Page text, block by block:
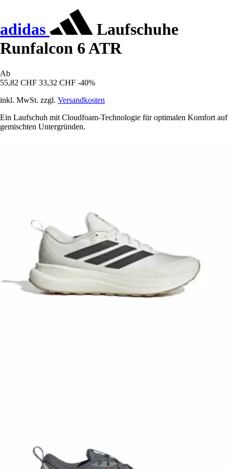
adidas
Laufschuhe
Runfalcon 6 ATR
Ab
55,82 CHF 33,32 CHF -40%
inkl. MwSt. zzgl. Versandkosten
Ein Laufschuh mit Cloudfoam-Technologie für optimalen Komfort auf
gemischten Untergründen.